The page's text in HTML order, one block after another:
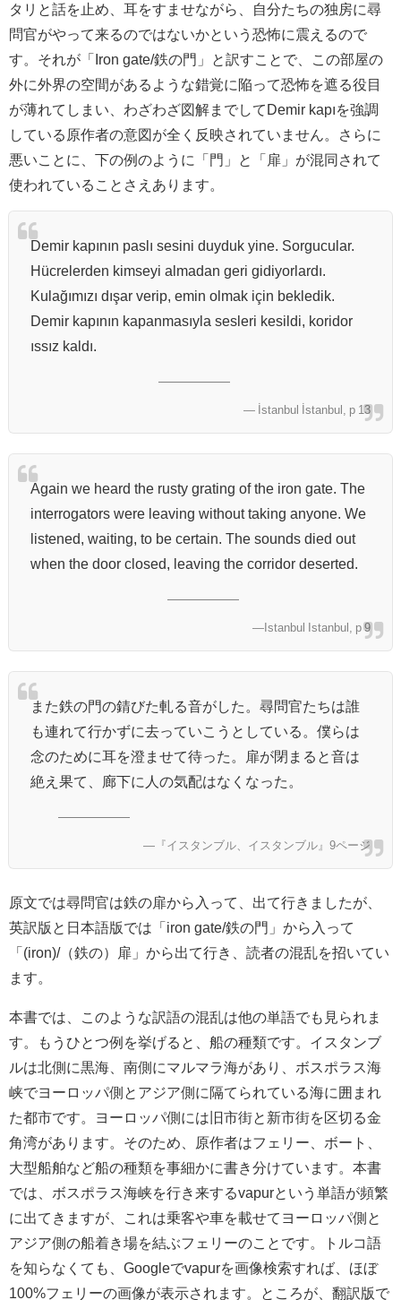
タリと話を止め、耳をすませながら、自分たちの独房に尋
問官がやって来るのではないかという恐怖に震えるので
す。それが「Iron gate/鉄の門」と訳すことで、この部屋の
外に外界の空間があるような錯覚に陥って恐怖を遮る役目
が薄れてしまい、わざわざ図解までしてDemir kapıを強調
している原作者の意図が全く反映されていません。さらに
悪いことに、下の例のように「門」と「扉」が混同されて
使われていることさえあります。
Demir kapının paslı sesini duyduk yine. Sorgucular.
Hücrelerden kimseyi almadan geri gidiyorlardı.
Kulağımızı dışar verip, emin olmak için bekledik.
Demir kapının kapanmasıyla sesleri kesildi, koridor
ıssız kaldı.
― İstanbul İstanbul, p 13
Again we heard the rusty grating of the iron gate. The
interrogators were leaving without taking anyone. We
listened, waiting, to be certain. The sounds died out
when the door closed, leaving the corridor deserted.
―Istanbul Istanbul, p 9
また鉄の門の錆びた軋る音がした。尋問官たちは誰
も連れて行かずに去っていこうとしている。僕らは
念のために耳を澄ませて待った。扉が閉まると音は
絶え果て、廊下に人の気配はなくなった。
―『イスタンブル、イスタンブル』9ページ
原文では尋問官は鉄の扉から入って、出て行きましたが、
英訳版と日本語版では「iron gate/鉄の門」から入って
「(iron)/（鉄の）扉」から出て行き、読者の混乱を招いてい
ます。
本書では、このような訳語の混乱は他の単語でも見られま
す。もうひとつ例を挙げると、船の種類です。イスタンブ
ルは北側に黒海、南側にマルマラ海があり、ボスポラス海
峡でヨーロッパ側とアジア側に隔てられている海に囲まれ
た都市です。ヨーロッパ側には旧市街と新市街を区切る金
角湾があります。そのため、原作者はフェリー、ボート、
大型船舶など船の種類を事細かに書き分けています。本書
では、ボスポラス海峡を行き来するvapurという単語が頻繁
に出てきますが、これは乗客や車を載せてヨーロッパ側と
アジア側の船着き場を結ぶフェリーのことです。トルコ語
を知らなくても、Googleでvapurを画像検索すれば、ほぼ
100%フェリーの画像が表示されます。ところが、翻訳版で